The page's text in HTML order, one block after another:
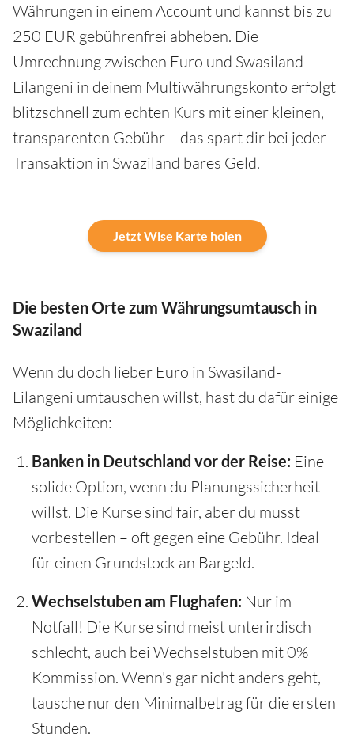
Währungen in einem Account und kannst bis zu
250 EUR gebührenfrei abheben. Die
Umrechnung zwischen Euro und Swasiland-
Lilangeni in deinem Multiwährungskonto erfolgt
blitzschnell zum echten Kurs mit einer kleinen,
transparenten Gebühr – das spart dir bei jeder
Transaktion in Swaziland bares Geld.
Jetzt Wise Karte holen
Die besten Orte zum Währungsumtausch in
Swaziland
Wenn du doch lieber Euro in Swasiland-
Lilangeni umtauschen willst, hast du dafür einige
Möglichkeiten:
Banken in Deutschland vor der Reise: Eine
solide Option, wenn du Planungssicherheit
willst. Die Kurse sind fair, aber du musst
vorbestellen – oft gegen eine Gebühr. Ideal
für einen Grundstock an Bargeld.
Wechselstuben am Flughafen: Nur im
Notfall! Die Kurse sind meist unterirdisch
schlecht, auch bei Wechselstuben mit 0%
Kommission. Wenn's gar nicht anders geht,
tausche nur den Minimalbetrag für die ersten
Stunden.